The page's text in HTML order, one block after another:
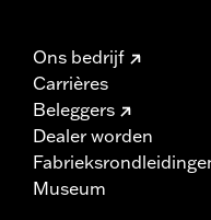
Ons bedrijf
Carrières
Beleggers
Dealer worden
Museum